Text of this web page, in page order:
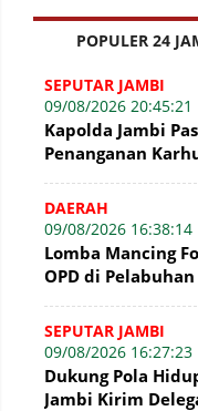
POPULER 24
SEPUTAR JAMBI
09/08/2026 20:45:21
Kapolda Jambi
Penanganan
TNI-Polri dan BP
DAERAH
09/08/2026 16:38:14
Lomba Mancing
OPD di
Barat
SEPUTAR JAMBI
09/08/2026 16:27:23
Dukung Pola
Jambi Kirim